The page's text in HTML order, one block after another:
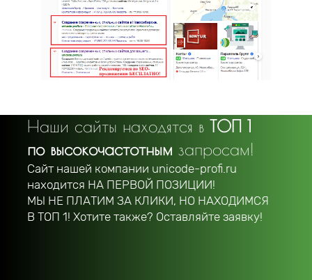
Наши сайты находятся в ТОП 1
по высокочастотным запросам!
Сайт нашей компании unicode-profi.ru
находится НА ПЕРВОЙ ПОЗИЦИИ!
МЫ НЕ ПЛАТИМ ЗА КЛИКИ, НО НАХОДИМСЯ
В ТОП 1! Хотите также? Оставляйте заявку!